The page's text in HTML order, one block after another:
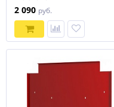
2 090 руб.